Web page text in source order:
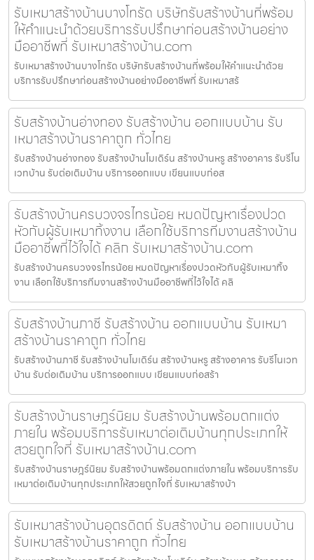
รับเหมาสร้างบ้านบางโทรัด บริษัทรับสร้างบ้านที่พร้อม
ให้คำแนะนำด้วยบริการรับปรึกษาก่อนสร้างบ้านอย่าง
มืออาชีพที่ รับเหมาสร้างบ้าน.com
รับเหมาสร้างบ้านบางโทรัด บริษัทรับสร้างบ้านที่พร้อมให้คำแนะนำด้วย
บริการรับปรึกษาก่อนสร้างบ้านอย่างมืออาชีพที่ รับเหมาสร้
รับสร้างบ้านอ่างทอง รับสร้างบ้าน ออกแบบบ้าน รับ
เหมาสร้างบ้านราคาถูก ทั่วไทย
รับสร้างบ้านอ่างทอง รับสร้างบ้านโมเดิร์น สร้างบ้านหรู สร้างอาคาร รับรีโน
เวทบ้าน รับต่อเติมบ้าน บริการออกแบบ เขียนแบบก่อส
รับสร้างบ้านครบวงจรไทรน้อย หมดปัญหาเรื่องปวด
หัวกับผู้รับเหมาทิ้งงาน เลือกใช้บริการทีมงานสร้างบ้าน
มืออาชีพที่ไว้ใจได้ คลิก รับเหมาสร้างบ้าน.com
รับสร้างบ้านครบวงจรไทรน้อย หมดปัญหาเรื่องปวดหัวกับผู้รับเหมาทิ้ง
งาน เลือกใช้บริการทีมงานสร้างบ้านมืออาชีพที่ไว้ใจได้ คลิ
รับสร้างบ้านภาชี รับสร้างบ้าน ออกแบบบ้าน รับเหมา
สร้างบ้านราคาถูก ทั่วไทย
รับสร้างบ้านภาชี รับสร้างบ้านโมเดิร์น สร้างบ้านหรู สร้างอาคาร รับรีโนเวท
บ้าน รับต่อเติมบ้าน บริการออกแบบ เขียนแบบก่อสร้า
รับสร้างบ้านราษฎร์นิยม รับสร้างบ้านพร้อมตกแต่ง
ภายใน พร้อมบริการรับเหมาต่อเติมบ้านทุกประเภทให้
สวยถูกใจที่ รับเหมาสร้างบ้าน.com
รับสร้างบ้านราษฎร์นิยม รับสร้างบ้านพร้อมตกแต่งภายใน พร้อมบริการรับ
เหมาต่อเติมบ้านทุกประเภทให้สวยถูกใจที่ รับเหมาสร้างบ้า
รับเหมาสร้างบ้านอุตรดิตถ์ รับสร้างบ้าน ออกแบบบ้าน
รับเหมาสร้างบ้านราคาถูก ทั่วไทย